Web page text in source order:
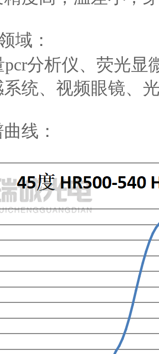
域：
pcr分析仪、荧光显
统、视频眼镜、
线：